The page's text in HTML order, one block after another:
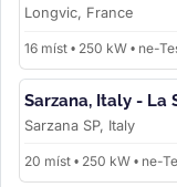
Longvic, France
16 míst • 250 kW • ne-
Sarzana, Italy - La
Sarzana SP, Italy
20 míst • 250 kW • ne-